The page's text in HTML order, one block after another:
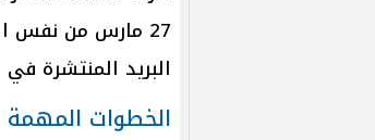
27 مارس من نفس
البريد المنتشرة
الخطوات